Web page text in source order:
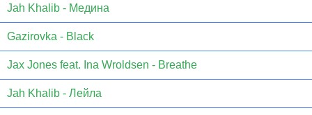
Jаh Khаlib - Медина
Gazirovka - Black
Jax Jones feat. Ina Wroldsen - Breathe
Jah Khalib - Лейла